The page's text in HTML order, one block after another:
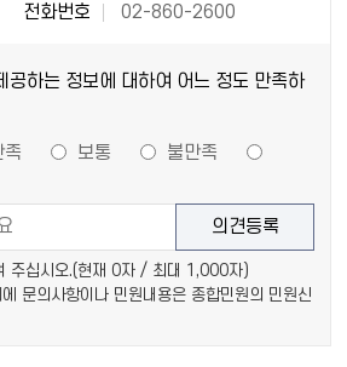
전화번호 02-860-2600
공하는 정보에 대하여 어느 정도 만족하
족 보통
불만족
주십시오.(현재 0자 / 최대 1,000자)
문의사항이나 민원내용은 종합민원의 민원신